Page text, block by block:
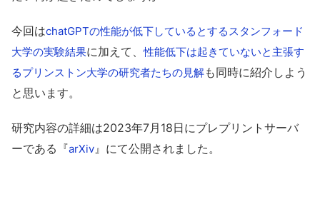
今回はchatGPTの性能が低下しているとするスタンフォード
大学の実験結果に加えて、性能低下は起きていないと主張す
るプリンストン大学の研究者たちの見解も同時に紹介しよう
と思います。
研究内容の詳細は2023年7月18日にプレプリントサーバ
ーである『arXiv』にて公開されました。